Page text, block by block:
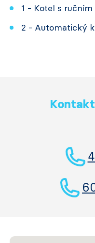
1 - Kotel s
2 - Automatický
Kontakt